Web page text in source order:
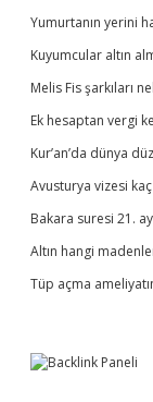
Yumurtanın yerini
Kuyumcular altın
Melis Fis şarkıları
Ek hesaptan vergi
Kur’an’da dünya
Avusturya vizesi
Bakara suresi 21.
Altın hangi
Tüp açma